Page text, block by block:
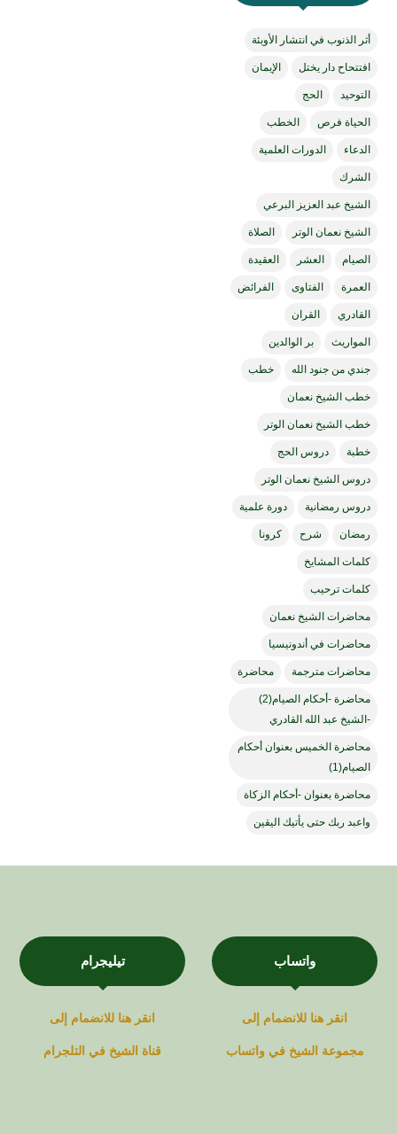
أثر الذنوب في انتشار الأوبئة
افتتحاح دار يختل الإيمان
التوحيد الحج
الحياة فرص الخطب
الدعاء الدورات العلمية
الشرك
الشيخ عبد العزيز البرعي
الشيخ نعمان الوتر الصلاة
الصيام العشر العقيدة
العمرة الفتاوى الفرائض
القادري القران
المواريث بر الوالدين
جندي من جنود الله خطب
خطب الشيخ نعمان
خطب الشيخ نعمان الوتر
خطبة دروس الحج
دروس الشيخ نعمان الوتر
دروس رمضانية دورة علمية
رمضان شرح كرونا
كلمات المشايخ
كلمات ترحيب
محاضرات الشيخ نعمان
محاضرات في أندونيسيا
محاضرات مترجمة محاضرة
محاضرة -أحكام الصيام(2)
-الشيخ عبد الله القادري
محاضرة الخميس بعنوان أحكام
الصيام(1)
محاضرة بعنوان -أحكام الزكاة
واعبد ربك حتى يأتيك اليقين
واتساب
انقر هنا للانضمام إلى
مجموعة الشيخ فيواتساب
تيليجرام
انقر هنا للانضمام إلى
قناة الشيخ في التلجرام